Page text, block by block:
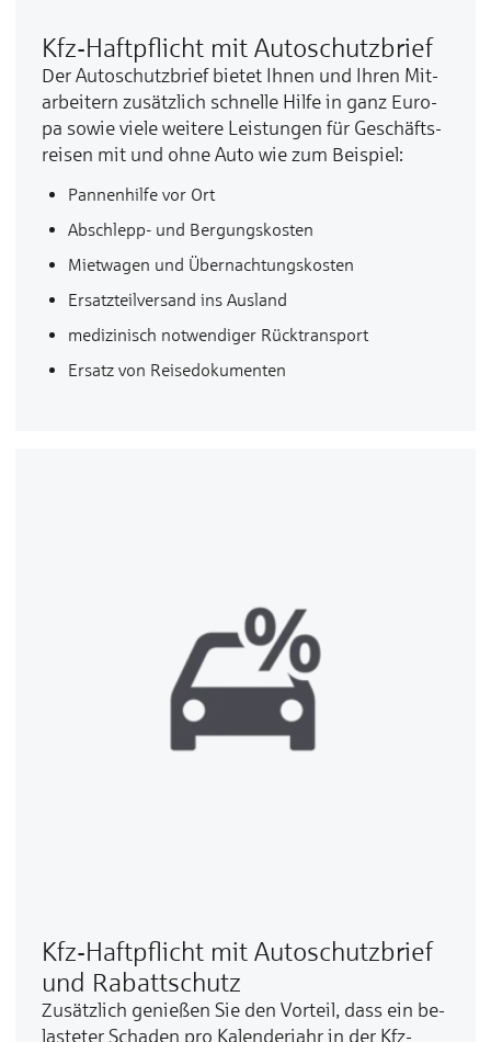
Kfz-Haftpflicht mit Autoschutzbrief
Der Au­to­schutz­brief bie­tet Ih­nen und Ih­ren Mit­
ar­bei­tern zu­sätz­lich schnel­le Hil­fe in ganz Eu­ro­
pa so­wie vie­le wei­te­re Leis­tun­gen für Ge­schäfts­
rei­sen mit und oh­ne Au­to wie zum Bei­spiel:
Pan­nen­hil­fe vor Ort
Ab­schlepp- und Ber­gungs­kos­ten
Miet­wa­gen und Über­nach­tungs­kos­ten
Er­satz­teil­ver­sand ins Aus­land
me­di­zi­nisch not­wen­di­ger Rück­trans­port
Er­satz von Rei­se­do­ku­men­ten
Kfz-Haftpflicht mit Autoschutzbrief
und Rabattschutz
Zu­sätz­lich ge­nießen Sie den Vor­teil, dass ein be­
las­te­ter Scha­den pro Ka­len­der­jahr in der Kfz-